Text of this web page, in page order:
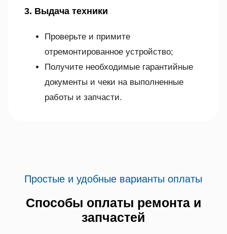
3. Выдача техники
Проверьте и примите
отремонтированное устройство;
Получите необходимые гарантийные
документы и чеки на выполненные
работы и запчасти.
Простые и удобные варианты оплаты
Способы оплаты ремонта и
запчастей